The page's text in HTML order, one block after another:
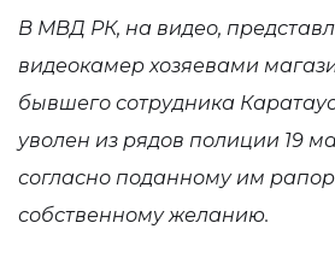
В МВД РК, на видео,
видеокамер хозяевами
бывшего сотрудника
уволен из рядов полиции 19
согласно поданному им
собственному желанию.